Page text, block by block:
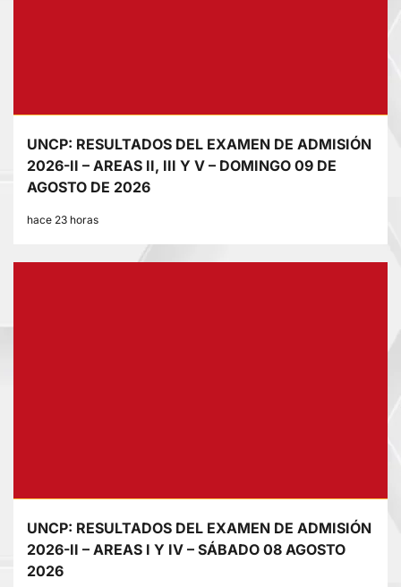
UNCP: RESULTADOS DEL EXAMEN DE ADMISIÓN
2026-II – AREAS II, III Y V – DOMINGO 09 DE
AGOSTO DE 2026
hace 23 horas
UNCP: RESULTADOS DEL EXAMEN DE ADMISIÓN
2026-II – AREAS I Y IV – SÁBADO 08 AGOSTO
2026